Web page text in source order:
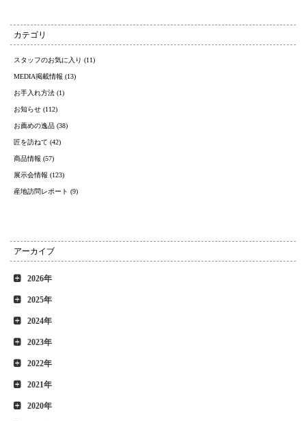
カテゴリ
スタッフのお気に入り (11)
MEDIA掲載情報 (13)
お手入れ方法 (1)
お知らせ (112)
お薦めの逸品 (38)
匠を訪ねて (42)
商品情報 (57)
展示会情報 (123)
産地訪問レポート (9)
アーカイブ
2026年
2025年
2024年
2023年
2022年
2021年
2020年